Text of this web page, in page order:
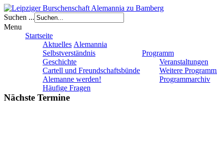
Suchen ...
Menu
Startseite
Aktuelles Alemannia
Selbstverständnis
Geschichte
Cartell und Freundschaftsbünde
Alemanne werden!
Häufige Fragen
Programm
Veranstaltungen
Weitere
Programmarchiv
Nächste Termine